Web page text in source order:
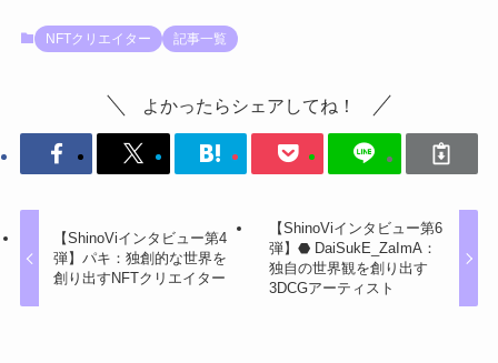
NFTクリエイター 記事一覧
よかったらシェアしてね！
【ShinoViインタビュー第4
弾】パキ：独創的な世界を
創り出すNFTクリエイター
【ShinoViインタビュー第6
弾】⬣ DaiSukE_ZaImA：
独自の世界観を創り出す
3DCGアーティスト